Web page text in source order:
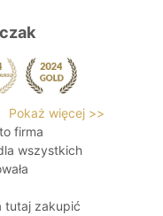
Pokaż więcej >>
firma
wszystkich
tutaj zakupić